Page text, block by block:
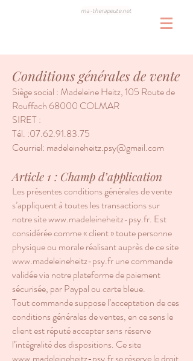
ma-therapeute.net
Conditions générales de vente
Siège social : Madeleine Heitz, 105 Route de
Rouffach 68000 COLMAR
SIRET :
Tél. :07.62.91.83.75
Courriel: madeleineheitz.psy@gmail.com
Article 1 : Champ d’application
Les présentes conditions générales de vente
s’appliquent à toutes les transactions sur
notre sitewww.madeleineheitz-psy.fr. Est
considérée comme « client » toute personne
physique ou morale réalisant auprès de ce site
www.madeleineheitz-psy.frune commande
validée via notre plateforme de paiement
sécurisée, par Paypal ou carte bleue.
Tout commande suppose l’acceptation de ces
conditions générales de ventes, en ce sens le
client est réputé accepter sans réserve
l’intégralité des dispositions. Ce site